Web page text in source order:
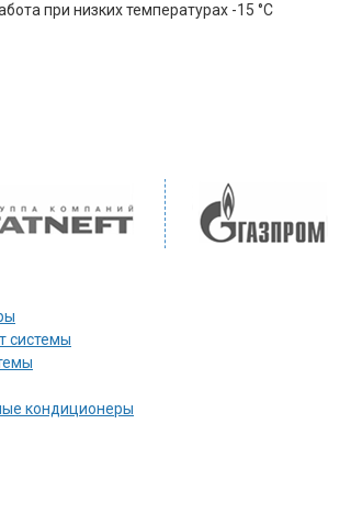
при низких температурах -15 °С
системы
кондиционеры